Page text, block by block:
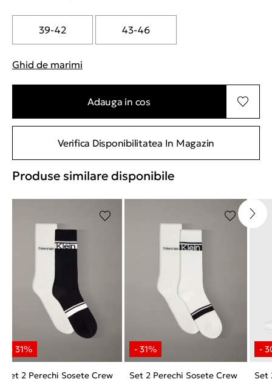
39-42 43-46
Ghid de marimi
Adauga in cos
Verifica Disponibilitatea In Magazin
Produse similare disponibile
Set 2 Perechi Sosete Crew
Set 2 Perechi Sosete Crew
Set